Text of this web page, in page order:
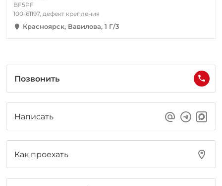
BF5PF
100-61197, дефект крепления
Красноярск, Вавилова, 1 Г/3
Позвонить
Написать
Как проехать